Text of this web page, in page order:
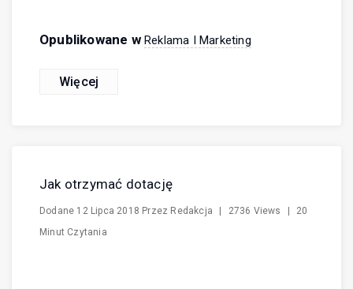
Opublikowane w Reklama I Marketing
Więcej
Jak otrzymać dotację
Dodane 12 Lipca 2018 Przez Redakcja 2736 Views
20
Minut Czytania